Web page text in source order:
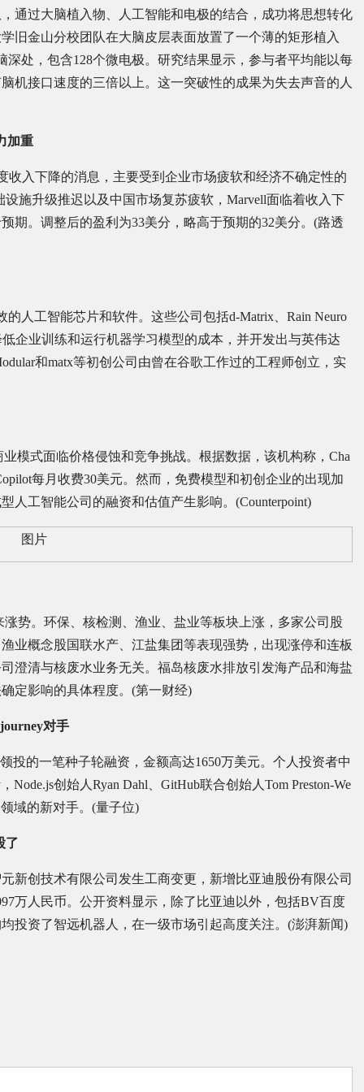
通过大脑植入物、人工智能和电极的结合，成功将思想转化
旧金山分校团队在大脑皮层表面放置了一个薄的矩形植入
处，包含128个微电极。研究结果显示，参与者平均能以每
机接口速度的三倍以上。这一突破性的成果为失去声音的人
加重
收入下降的消息，主要受到企业市场疲软和经济不确定性的
施升级推迟以及中国市场复苏疲软，Marvell面临着收入下
期。调整后的盈利为33美分，略高于预期的32美分。(路透
人工智能芯片和软件。这些公司包括d-Matrix、Rain Neuro
企业训练和运行机器学习模型的成本，并开发出与英伟达
和matx等初创公司由曾在谷歌工作过的工程师创立，实
模式面临价格侵蚀和竞争挑战。根据数据，该机构称，Cha
每月收费30美元。然而，免费模型和初创企业的出现加
人工智能公司的融资和估值产生影响。(Counterpoint)
势。环保、核检测、渔业、盐业等板块上涨，多家公司股
业概念股国联水产、江盐集团等表现强势，出现涨停和连板
澄清与核废水业务无关。福岛核废水排放引发海产品和海盐
定影响的具体程度。(第一财经)
对手
投的一笔种子轮融资，金额高达1650万美元。个人投资者中
创始人Ryan Dahl、GitHub联合创始人Tom Preston-We
域的新对手。(量子位)
了
新创技术有限公司发生工商变更，新增比亚迪股份有限公司
万人民币。公开资料显示，除了比亚迪以外，包括BV百度
投资了智远机器人，在一级市场引起高度关注。(澎湃新闻)